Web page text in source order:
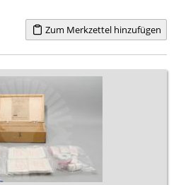
Zum Merkzettel hinzufügen